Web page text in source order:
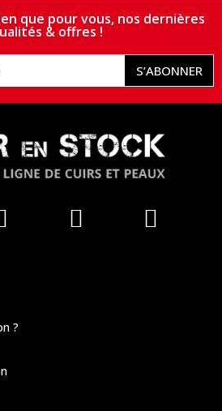
que pour vous, nos dernières
& offres !
S’ABONNER
?